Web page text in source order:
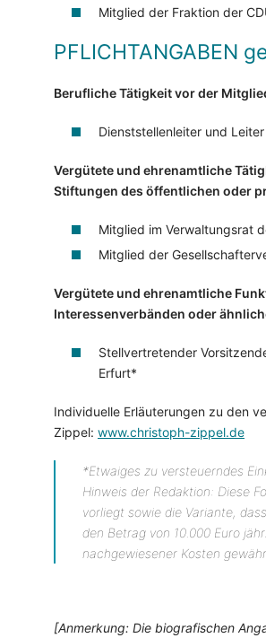
Mitglied der Fraktion der
PFLICHTANGABEN
Berufliche Tätigkeit vor der
Dienststellenleiter und
Vergütete und ehrenamtliche
Stiftungen des öffentlichen oder
Mitglied im Verwaltungsrat
Mitglied der
Vergütete und ehrenamtliche
Interessenverbänden oder
Stellvertretender
Erfurt*
Individuelle Erläuterungen zu den
Zippel: www.christoph-zippel.de
*Etwaiges zu versteuerndes
Hinweis der Redaktion: Diese
vorliegt sowie die Variante,
den Betrag von 10.000 Euro
nachgewiesener Kosten
[Anmerkung: Die biografischen